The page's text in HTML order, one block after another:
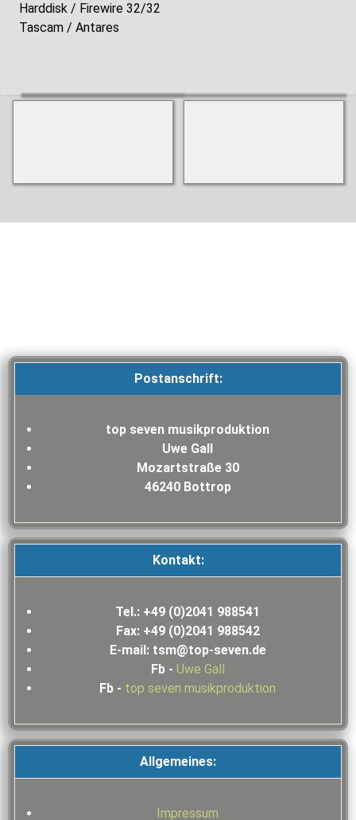
Harddisk / Firewire 32/32
Tascam / Antares
Postanschrift:
top seven musikproduktion
Uwe Gall
Mozartstraße 30
46240 Bottrop
Kontakt:
Tel.: +49 (0)2041 988541
Fax: +49 (0)2041 988542
E-mail: tsm@top-seven.de
Fb - Uwe Gall
Fb - top seven musikproduktion
Allgemeines:
Impressum